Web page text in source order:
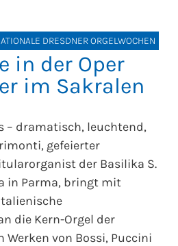
DRESDNER ORGELWOCHEN
in der Oper
im Sakralen
– dramatisch, leuchtend,
gefeierter
der Basilika S.
in Parma, bringt mit
die Kern-Orgel der
Werken von Bossi, Puccini